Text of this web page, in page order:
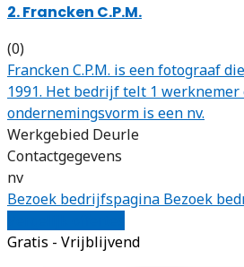
2. Francken C.P.M.
(0)
Francken C.P.M. is een fotograaf
1991. Het bedrijf telt 1 werknemer
ondernemingsvorm is een nv.
Werkgebied Deurle
Contactgegevens
nv
Bezoek bedrijfspagina Bezoek
Gratis - Vrijblijvend